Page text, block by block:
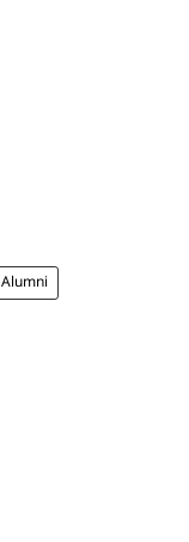
Alumni